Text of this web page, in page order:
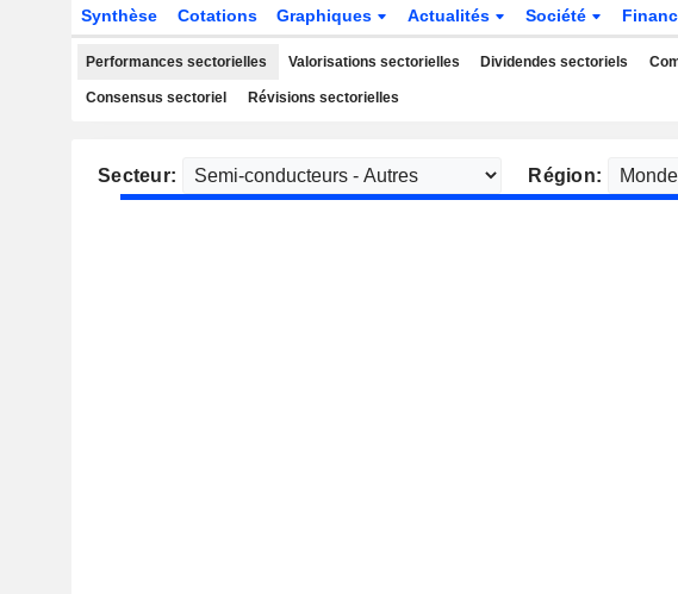
Synthèse Cotations Graphiques Actualités Société
Performances sectorielles Valorisations sectorielles Dividendes sectoriels
Consensus sectoriel Révisions sectorielles
Secteur: Région: